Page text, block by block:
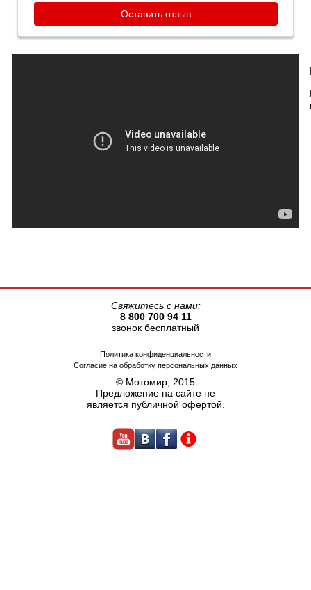
Оставить отзыв
© Мотомир, 2015
Предложение на сайте не
является публичной офертой.
Политика конфиденциальности
Согласие на обработку персональных данных
Свяжитесь с нами:
8 800 700 94 11
звонок бесплатный